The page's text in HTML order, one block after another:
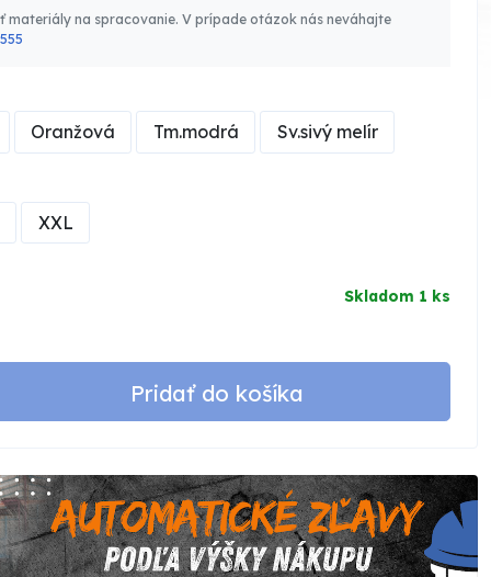
materiály na spracovanie. V prípade otázok nás neváhajte
Oranžová Tm.modrá Sv.sivý melír
XXL
Skladom 1 ks
Pridať do košíka